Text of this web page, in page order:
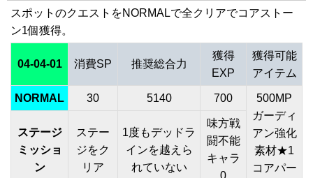
スポットのクエストをNORMALで全クリアでコアストー
ン1個獲得。
04-04-01 消費SP 推奨総合力
獲得
EXP
獲得可能
アイテム
NORMAL 30 5140 700
500MP
ガーディ
アン強化
素材★1
コアパー
ステージ
ミッショ
ン
ステー
ジをク
リア
1度もデッドラ
インを越えら
れていない
味方戦
闘不能
キャラ
0